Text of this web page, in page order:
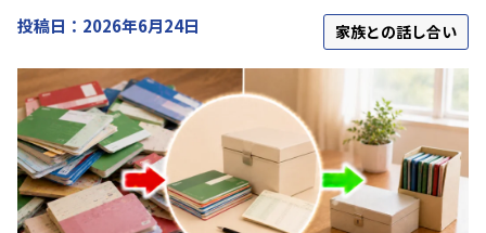
投稿日：2026年6月24日 家族との話し合い